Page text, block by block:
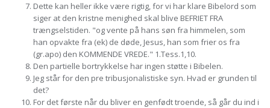
Dette kan heller ikke være rigtig, for vi har klare Bibelord som
siger at den kristne menighed skal blive BEFRIET FRA
trængselstiden. "og vente på hans søn fra himmelen, som
han opvakte fra (ek) de døde, Jesus, han som frier os fra
(gr.apo) den KOMMENDE VREDE." 1.Tess.1,10.
Den partielle bortrykkelse har ingen støtte i Bibelen.
Jeg står for den pre tribusjonalistiske syn. Hvad er grunden til
det?
For det første når du bliver en genfødt troende, så går du ind i